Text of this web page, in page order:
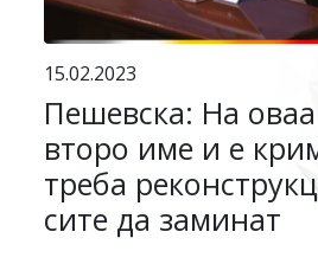
15.02.2023
Пешевска: На
второ име и е
треба
сите да заминат